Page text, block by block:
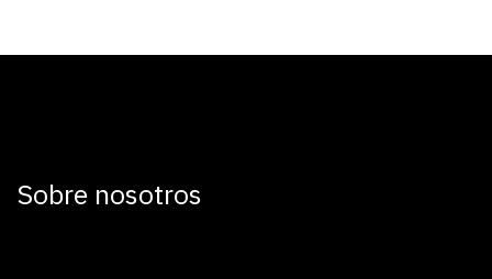
Sobre nosotros